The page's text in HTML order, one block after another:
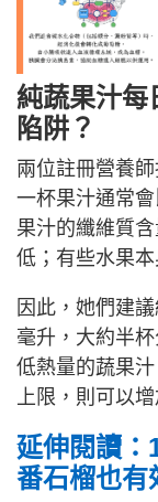
純蔬果汁每
陷阱？
兩位註冊營養
一杯果汁通常
果汁的纖維質
低；有些水果
因此，她們建
毫升，大約半
低熱量的蔬果
上限，則可以
延伸閱讀：
番石榴也有